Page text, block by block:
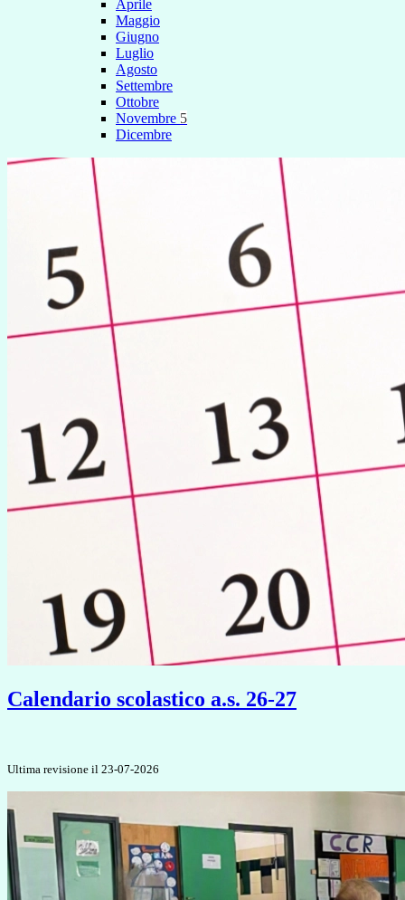
Aprile
Maggio
Giugno
Luglio
Agosto
Settembre
Ottobre
Novembre 5
Dicembre
Calendario scolastico a.s. 26-27
Ultima revisione il 23-07-2026